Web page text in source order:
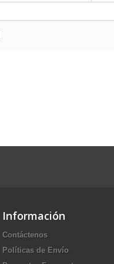
Información
Contáctenos
Políticas de Envío